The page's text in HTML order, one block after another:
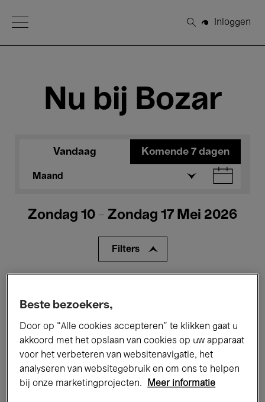
Open Menu
Zoeken
Inloggen
Nu bij Bozar
Vandaag Komende 7 dagen
Maand
Zondag 10 - Zondag 17 Mei 2026
Filters
Performances Lezingen & Debatten
Jazz Klassieke Muziek Global Music
Beste bezoekers,
Door op “Alle cookies accepteren” te klikken gaat u
akkoord met het opslaan van cookies op uw apparaat
voor het verbeteren van websitenavigatie, het
analyseren van websitegebruik en om ons te helpen
bij onze marketingprojecten.
Meer informatie